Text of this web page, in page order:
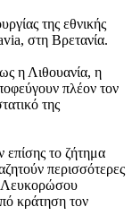
της εθνικής
στη Βρετανία.
η Λιθουανία, η
πλέον τον
της
το ζήτημα
περισσότερες
Λευκορώσου
κράτηση τον